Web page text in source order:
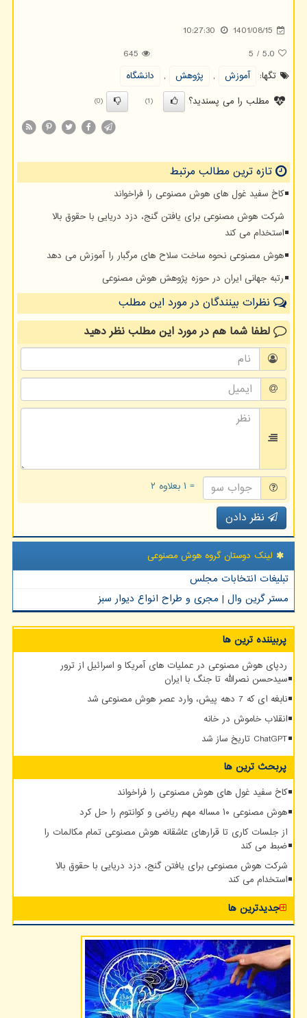
1401/08/15
10:27:30
5.0
/
5
645
تگها:
آموزش , پژوهش ,
دانشگاه
مطلب را می پسندید؟
(1)
(0)
تازه ترین مطالب مرتبط
کاخ سفید غول های هوش مصنوعی را فراخواند
شرکت هوش مصنوعی برای یافتن گنج، دزد دریایی با حقوق بالا
استخدام می کند
هوش مصنوعی نحوه ساخت سلاح های مرگبار را آموزش می دهد
رتبه جهانی ایران در حوزه پژوهش هوش مصنوعی
نظرات بینندگان در مورد این مطلب
لطفا شما همدر مورد این مطلبنظر دهید
= ۱ بعلاوه ۲
نظر دادن
لینک دوستان گروه هوش مصنوعی
تبلیغات انتخابات مجلس
مستر گرین وال | مجری و طراح انواع دیوار سبز
پربیننده ترین ها
ردپای هوش مصنوعی در عملیات های آمریکا و اسرائیل از ترور
سیدحسن نصرالله تا جنگ با ایران
نابغه ای که 7 دهه پیش، وارد عصر هوش مصنوعی شد
انقلاب خاموش در خانه
ChatGPT تاریخ ساز شد
پربحث ترین ها
کاخ سفید غول های هوش مصنوعی را فراخواند
هوش مصنوعی ۱۰ مساله مهم ریاضی و کوانتوم را حل کرد
از جلسات کاری تا قرارهای عاشقانه هوش مصنوعی تمام مکالمات را
ضبط می کند
شرکت هوش مصنوعی برای یافتن گنج، دزد دریایی با حقوق بالا
استخدام می کند
جدیدترین ها